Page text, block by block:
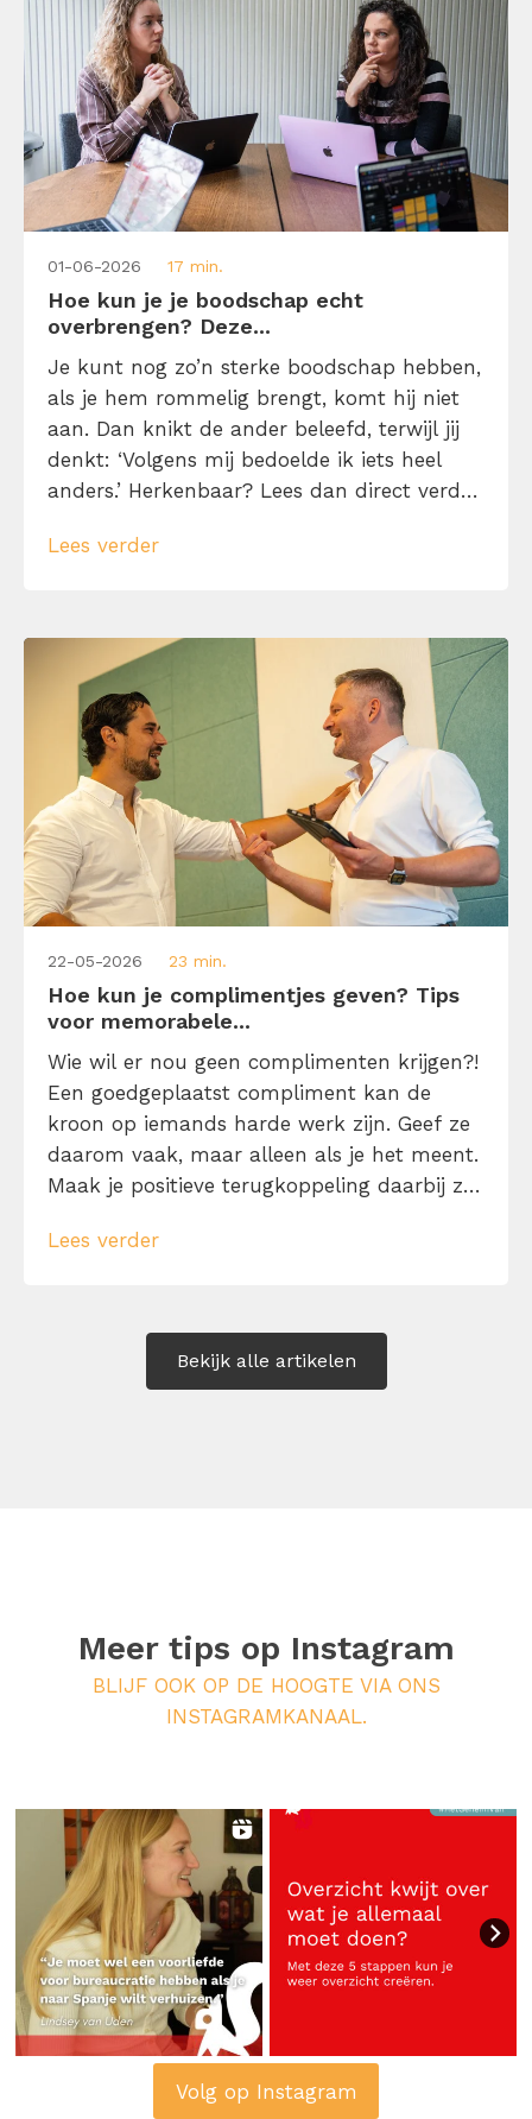
01-06-2026 17 min.
Hoe kun je je boodschap echt
overbrengen? Deze...
Je kunt nog zo’n sterke boodschap hebben,
als je hem rommelig brengt, komt hij niet
aan. Dan knikt de ander beleefd, terwijl jij
denkt: ‘Volgens mij bedoelde ik iets heel
anders.’ Herkenbaar? Lees dan direct verder
overbrengt met 10 gesprekstechnieken,
Lees verder
22-05-2026 23 min.
Hoe kun je complimentjes geven? Tips
voor memorabele...
Wie wil er nou geen complimenten krijgen?!
Een goedgeplaatst compliment kan de
kroon op iemands harde werk zijn. Geef ze
daarom vaak, maar alleen als je het meent.
Maak je positieve terugkoppeling daarbij zo
kost één woordje: ‘maar…’. Leer hier 125
Lees verder
Bekijk alle artikelen
Meer tips op Instagram
BLIJF OOK OP DE HOOGTE VIA ONS
INSTAGRAMKANAAL.
Volg op Instagram